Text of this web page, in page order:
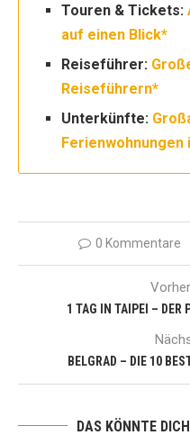
Touren & Tickets:
auf einen Blick*
Reiseführer:
Reiseführern*
Unterkünfte:
Ferienwohnungen
0 Kommentare
1 TAG IN TAIPEI – DER
BELGRAD – DIE 10
DAS KÖNNTE